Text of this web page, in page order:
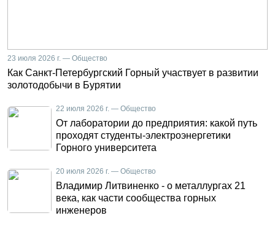
23 июля 2026 г. — Общество
Как Санкт-Петербургский Горный участвует в развитии
золотодобычи в Бурятии
22 июля 2026 г. — Общество
От лаборатории до предприятия: какой путь
проходят студенты-электроэнергетики
Горного университета
20 июля 2026 г. — Общество
Владимир Литвиненко - о металлургах 21
века, как части сообщества горных
инженеров